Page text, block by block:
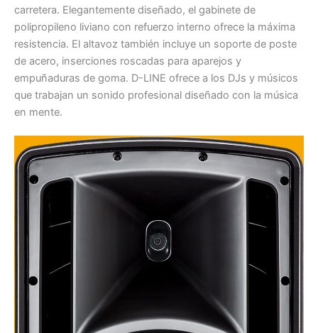
carretera. Elegantemente diseñado, el gabinete de
polipropileno liviano con refuerzo interno ofrece la máxima
resistencia. El altavoz también incluye un soporte de poste
de acero, inserciones roscadas para aparejos y
empuñaduras de goma. D-LINE ofrece a los DJs y músicos
que trabajan un sonido profesional diseñado con la música
en mente.